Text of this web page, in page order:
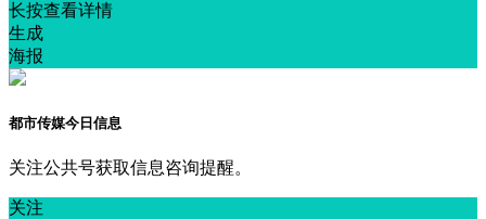
长按查看详情
生成
海报
都市传媒今日信息
关注公共号获取信息咨询提醒。
关注